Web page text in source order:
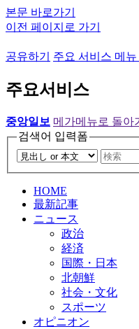
본문 바로가기
이전 페이지로 가기
공유하기 주요 서비스 메뉴
주요서비스
중앙일보 메가메뉴로 돌아
검색어 입력폼
HOME
最新記事
ニュース
政治
経済
国際・日本
北朝鮮
社会・文化
スポーツ
オピニオン